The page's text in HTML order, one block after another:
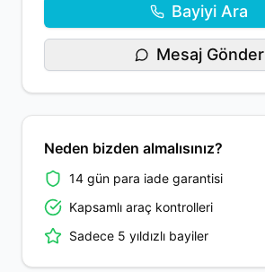
Bayiyi Ara
Mesaj Gönder
Neden bizden almalısınız?
14 gün para iade garantisi
Kapsamlı araç kontrolleri
Sadece 5 yıldızlı bayiler